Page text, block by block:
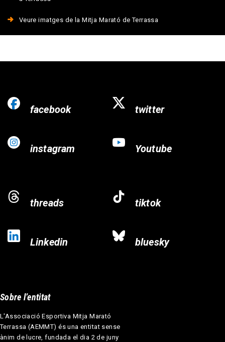
Veure imatges de la Mitja Marató de Terrassa
facebook twitter
instagram Youtube
threads tiktok
Linkedin bluesky
Sobre l’entitat
L'Associació Esportiva Mitja Marató
Terrassa (AEMMT) és una entitat sense
ànim de lucre, fundada el dia 2 de juny